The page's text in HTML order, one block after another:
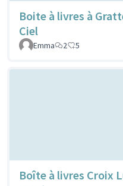
Boite à livres à
Ciel
Emma
2 5
Boîte à livres Croix